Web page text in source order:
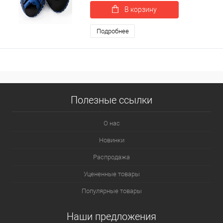
В корзину
Подробнее
Полезные ссылки
О нас
Новинки
Распродажа
Уцененные товары
Популярные товары
Наши предложения